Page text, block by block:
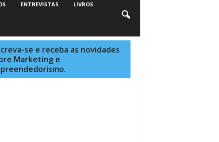
ENTREVISTAS LIVROS
se e receba as novidades
Marketing e